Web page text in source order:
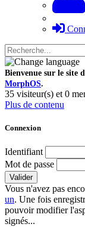
Bienvenue sur le site
MorphOS.
35 visiteur(s) et 0
Plus de contenu
Connexion
Identifiant
Mot de passe
Valider
Vous n'avez pas
un. Une fois
pouvoir modifier
signés...